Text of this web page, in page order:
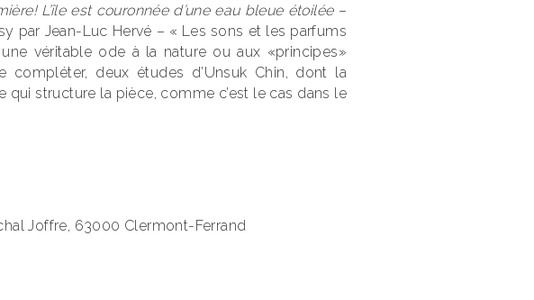
L’île est couronnée d’une eau bleue étoilée–
par Jean-Luc Hervé – « Les sons et les parfums
véritable ode à la nature ou aux «principes»
deux études d’Unsuk Chin, dont la
structure la pièce, comme c’est le cas dans le
Joffre, 63000 Clermont-Ferrand